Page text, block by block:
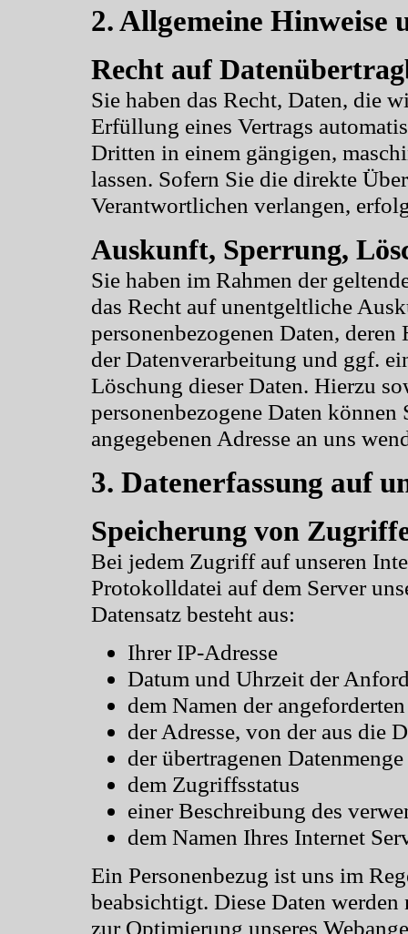
2. Allgemeine
Recht auf
Sie haben das Recht, Daten, die
Erfüllung eines Vertrags
Dritten in einem gängigen,
lassen. Sofern Sie die direkte
Verantwortlichen verlangen,
Auskunft, Sperrung,
Sie haben im Rahmen der
das Recht auf unentgeltliche
personenbezogenen Daten,
der Datenverarbeitung und ggf.
Löschung dieser Daten. Hierzu
personenbezogene Daten
angegebenen Adresse an uns
3. Datenerfassung auf
Speicherung von
Bei jedem Zugriff auf unseren
Protokolldatei auf dem Server
Datensatz besteht aus:
Ihrer IP-Adresse
Datum und Uhrzeit der
dem Namen der
der Adresse, von der aus die
der übertragenen Datenmenge
dem Zugriffsstatus
einer Beschreibung des
dem Namen Ihres Internet
Ein Personenbezug ist uns im
beabsichtigt. Diese Daten
zur Optimierung unseres